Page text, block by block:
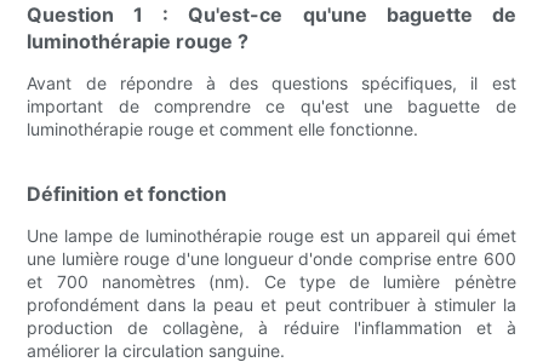
Question 1 : Qu'est-ce qu'une baguette de
luminothérapie rouge ?
Avant de répondre à des questions spécifiques, il est
important de comprendre ce qu'est une baguette de
luminothérapie rouge et comment elle fonctionne.
Définition et fonction
Une lampe de luminothérapie rouge est un appareil qui émet
une lumière rouge d'une longueur d'onde comprise entre 600
et 700 nanomètres (nm). Ce type de lumière pénètre
profondément dans la peau et peut contribuer à stimuler la
production de collagène, à réduire l'inflammation et à
améliorer la circulation sanguine.